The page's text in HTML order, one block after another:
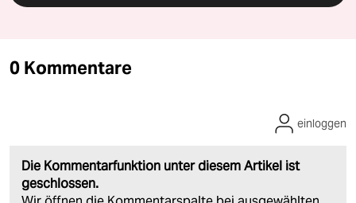
0 Kommentare
Die Kommentarfunktion unter diesem Artikel ist
geschlossen.
einloggen